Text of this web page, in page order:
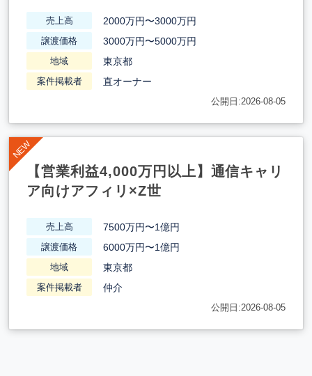
売上高 2000万円〜3000万円
譲渡価格 3000万円〜5000万円
地域 東京都
案件掲載者 直オーナー
公開日:2026-08-05
【営業利益4,000万円以上】通信キャリ
ア向けアフィリ×Z世
売上高 7500万円〜1億円
譲渡価格 6000万円〜1億円
地域 東京都
案件掲載者 仲介
公開日:2026-08-05